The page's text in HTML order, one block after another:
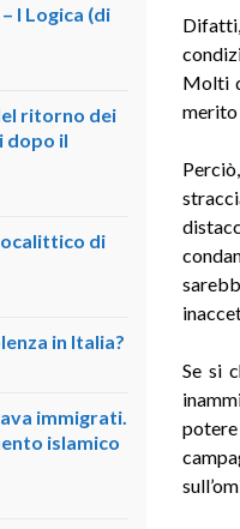
Molti
merito
Se si
I Logica (di
ritorno dei
dopo il
di
in Italia?
immigrati.
islamico